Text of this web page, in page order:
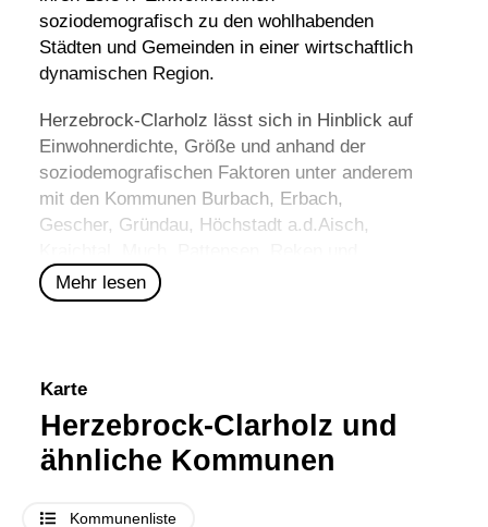
soziodemografisch zu den wohlhabenden
Städten und Gemeinden in einer wirtschaftlich
dynamischen Region.
Herzebrock-Clarholz lässt sich in Hinblick auf
Einwohnerdichte, Größe und anhand der
soziodemografischen Faktoren unter anderem
mit den Kommunen Burbach, Erbach,
Gescher, Gründau, Höchstadt a.d.Aisch,
Rommerskirchen
Mehr lesen
Karte
Herzebrock-Clarholz und
ähnliche Kommunen
Kommunenliste